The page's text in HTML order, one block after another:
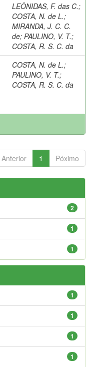
LEÔNIDAS, F. das C.;
COSTA, N. de L.;
MIRANDA, J. C. C.
de; PAULINO, V. T.;
COSTA, R. S. C. da
COSTA, N. de L.;
PAULINO, V. T.;
COSTA, R. S. C. da
Anterior 1 Póximo
2
1
1
1
1
1
1